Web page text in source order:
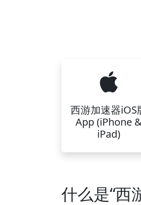
西游加速器iOS
App (iPhone
iPad)
什么是“西